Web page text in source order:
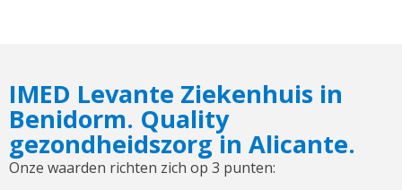
IMED Levante Ziekenhuis in
Benidorm. Quality
gezondheidszorg in Alicante.
Onze waarden richten zich op 3 punten: